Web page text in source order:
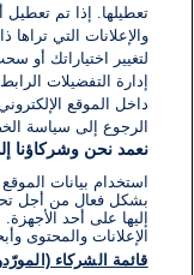
تعطيلها. إذا تم تعطيل
والإعلانات التي
لتغيير اختياراتك
إدارة التفضيلات
داخل الموقع
الرجوع إلى سياسة
نعمد نحن وشركاؤنا
استخدام بيانات
بشكل فعال من أجل
إليها على أحد
الإعلانات والمحتوى
قائمة الشركاء